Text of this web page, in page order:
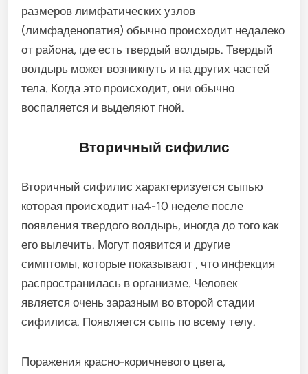
размеров лимфатических узлов
(лимфаденопатия) обычно происходит недалеко
от района, где есть твердый волдырь. Твердый
волдырь может возникнуть и на других частей
тела. Когда это происходит, они обычно
воспаляется и выделяют гной.
Вторичный сифилис
Вторичный сифилис характеризуется сыпью
которая происходит на4-10 неделе после
появления твердого волдырь, иногда до того как
его вылечить. Могут появится и другие
симптомы, которые показывают , что инфекция
распространилась в организме. Человек
является очень заразным во второй стадии
сифилиса. Появляется сыпь по всему телу.
Поражения красно-коричневого цвета,